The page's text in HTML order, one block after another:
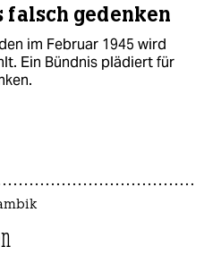
falsch gedenken
im Februar 1945 wird
Ein Bündnis plädiert für